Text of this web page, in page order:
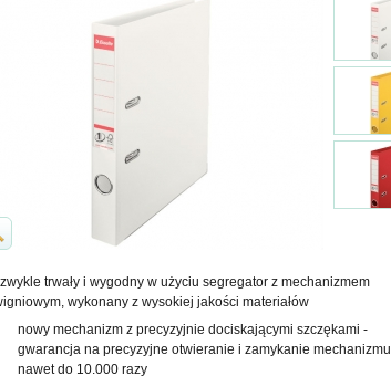
trwały i wygodny w użyciu segregator z mechanizmem
wykonany z wysokiej jakości materiałów
nowy mechanizm z precyzyjnie dociskającymi szczękami -
gwarancja na precyzyjne otwieranie i zamykanie mechanizmu
nawet do 10.000 razy